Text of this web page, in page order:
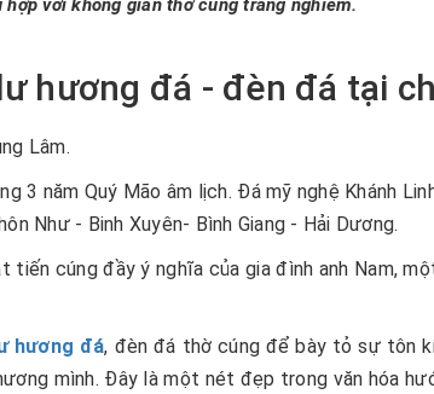
với không gian thờ cúng trang nghiêm.
hương đá - đèn đá tại
Lâm.
3 năm Quý Mão âm lịch. Đá mỹ nghệ Khánh
Như - Binh Xuyên- Bình Giang - Hải Dương.
cúng đầy ý nghĩa của gia đình anh Nam,
hương đá, đèn đá thờ cúng để bày tỏ sự tôn
mình. Đây là một nét đẹp trong văn hóa